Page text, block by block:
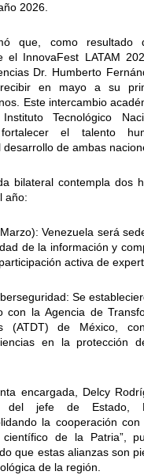
2026.
que, como resultado
el InnovaFest LATAM
Dr. Humberto
en mayo a su
Este intercambio
Tecnológico
fortalecer el talento
de ambas
bilateral contempla dos
año:
Venezuela será
de la información y
activa de
Se
con la Agencia de
(ATDT) de México,
en la protección
encargada, Delcy
del jefe de Estado,
la cooperación
de la Patria”,
que estas alianzas son
de la región.